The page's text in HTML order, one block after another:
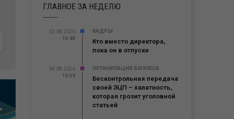
ГЛАВНОЕ ЗА НЕДЕЛЮ
03.08.2026
10:48
КАДРЫ
Кто вместо директора,
пока он в отпуске
04.08.2026
16:04
ОРГАНИЗАЦИЯ БИЗНЕСА
Бесконтрольная передача
своей ЭЦП – халатность,
которая грозит уголовной
статьей